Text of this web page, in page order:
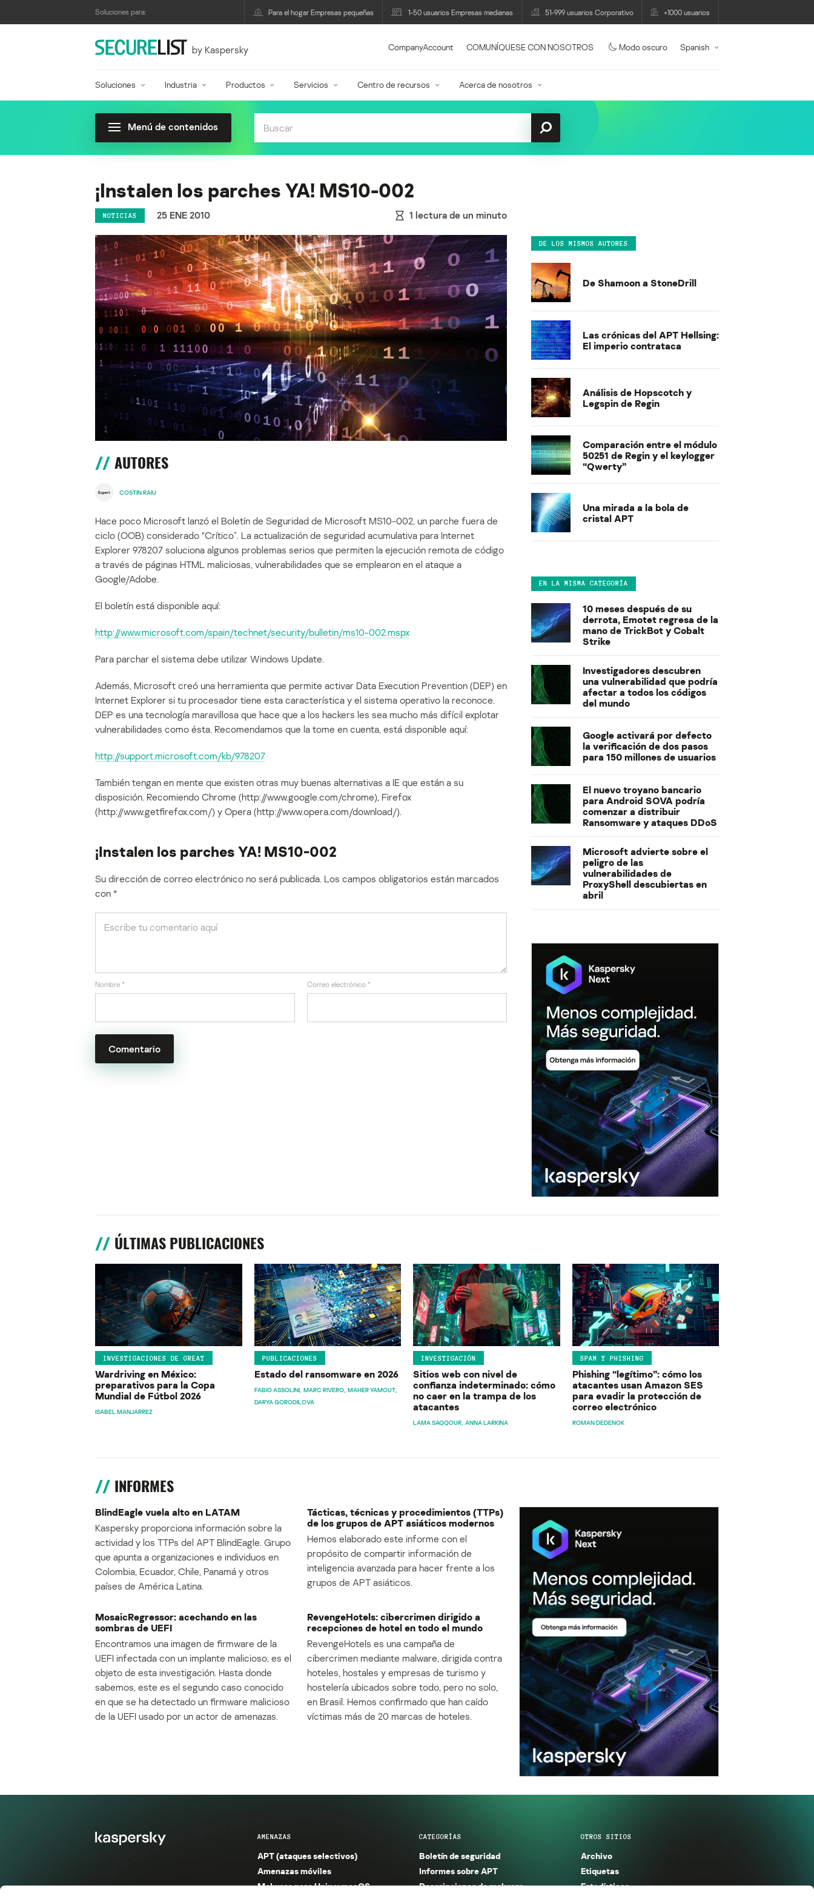
Soluciones para: Para el hogar Empresas pequeñas 1-50 usuarios Empresas medianas 51-999 usuarios Corporativo +1000 usuarios
by Kaspersky CompanyAccount COMUNÍQUESE CON NOSOTROS Modo oscuro Spanish
Soluciones Industria Productos Servicios Centro de recursos Acerca de nosotros
Menú de contenidos
¡Instalen los parches YA! MS10-002
NOTICIAS 25 ENE 2010 1 lectura de un minuto
AUTORES
COSTIN RAIU
Hace poco Microsoft lanzó el Boletín de Seguridad de Microsoft MS10-002, un parche fuera de
ciclo (OOB) considerado “Crítico”. La actualización de seguridad acumulativa para Internet
Explorer 978207 soluciona algunos problemas serios que permiten la ejecución remota de código
a través de páginas HTML maliciosas, vulnerabilidades que se emplearon en el ataque a
Google/Adobe.
El boletín está disponible aquí:
http://www.microsoft.com/spain/technet/security/bulletin/ms10-002.mspx
Para parchar el sistema debe utilizar Windows Update.
Además, Microsoft creó una herramienta que permite activar Data Execution Prevention (DEP) en
Internet Explorer si tu procesador tiene esta característica y el sistema operativo la reconoce.
DEP es una tecnología maravillosa que hace que a los hackers les sea mucho más difícil explotar
vulnerabilidades como ésta. Recomendamos que la tome en cuenta, está disponible aquí:
http://support.microsoft.com/kb/978207
También tengan en mente que existen otras muy buenas alternativas a IE que están a su
disposición. Recomiendo Chrome (http://www.google.com/chrome), Firefox
(http://www.getfirefox.com/) y Opera (http://www.opera.com/download/).
¡Instalen los parches YA! MS10-002
Su dirección de correo electrónico no será publicada. Los campos obligatorios están marcados
con *
Nombre * Correo electrónico *
DE LOS MISMOS AUTORES
De Shamoon a StoneDrill
Las crónicas del APT Hellsing:
El imperio contrataca
Análisis de Hopscotch y
Legspin de Regin
Comparación entre el módulo
50251 de Regin y el keylogger
“Qwerty”
Una mirada a la bola de
cristal APT
EN LA MISMA CATEGORÍA
10 meses después de su
derrota, Emotet regresa de la
mano de TrickBot y Cobalt
Strike
Investigadores descubren
una vulnerabilidad que podría
afectar a todos los códigos
del mundo
Google activará por defecto
la verificación de dos pasos
para 150 millones de usuarios
El nuevo troyano bancario
para Android SOVA podría
comenzar a distribuir
Ransomware y ataques DDoS
Microsoft advierte sobre el
peligro de las
vulnerabilidades de
ProxyShell descubiertas en
abril
ÚLTIMAS PUBLICACIONES
INVESTIGACIONES DE GREAT
Wardriving en México:
preparativos para la Copa
Mundial de Fútbol 2026
ISABEL MANJARREZ
PUBLICACIONES
Estado del ransomware en 2026
FABIO ASSOLINI MARC RIVERO MAHER YAMOUT
DARYA GORODILOVA
INVESTIGACIÓN
Sitios web con nivel de
confianza indeterminado: cómo
no caer en la trampa de los
atacantes
LAMA SAQQOUR ANNA LARKINA
SPAM Y PHISHING
Phishing “legítimo”: cómo los
atacantes usan Amazon SES
para evadir la protección de
correo electrónico
ROMAN DEDENOK
INFORMES
BlindEagle vuela alto en LATAM
Kaspersky proporciona información sobre la
actividad y los TTPs del APT BlindEagle. Grupo
que apunta a organizaciones e individuos en
Colombia, Ecuador, Chile, Panamá y otros
países de América Latina.
Tácticas, técnicas y procedimientos (TTPs)
de los grupos de APT asiáticos modernos
Hemos elaborado este informe con el
propósito de compartir información de
inteligencia avanzada para hacer frente a los
grupos de APT asiáticos.
MosaicRegressor: acechando en las
sombras de UEFI
Encontramos una imagen de firmware de la
UEFI infectada con un implante malicioso, es el
objeto de esta investigación. Hasta donde
sabemos, este es el segundo caso conocido
en que se ha detectado un firmware malicioso
de la UEFI usado por un actor de amenazas.
RevengeHotels: cibercrimen dirigido a
recepciones de hotel en todo el mundo
RevengeHotels es una campaña de
cibercrimen mediante malware, dirigida contra
hoteles, hostales y empresas de turismo y
hostelería ubicados sobre todo, pero no solo,
en Brasil. Hemos confirmado que han caído
víctimas más de 20 marcas de hoteles.
AMENAZAS
APT (ataques selectivos)
Amenazas móviles
Malware para Unix y macOS
CATEGORÍAS
Boletín de seguridad
Informes sobre APT
Descripciones de malware
OTROS SITIOS
Archivo
Etiquetas
Estadísticas